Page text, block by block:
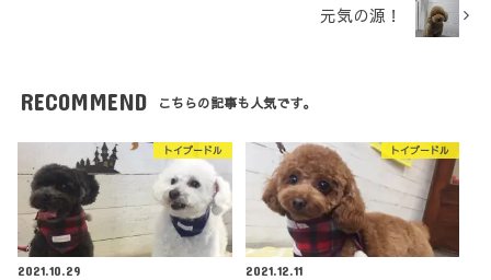
元気の源！
RECOMMEND こちらの記事も人気です。
トイプードル
2021.10.29
トイプードル
2021.12.11